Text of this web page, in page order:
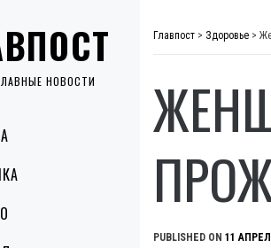
НОВОСТИ
Главпост > Здоровье >
PUBLISHED ON 11